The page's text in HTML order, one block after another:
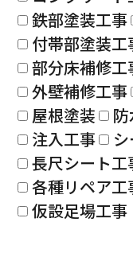
鉄部塗装工事
付帯部塗装工
部分床補修工
外壁補修工事
屋根塗装
注入工事
長尺シート工
各種リペア工
仮設足場工事